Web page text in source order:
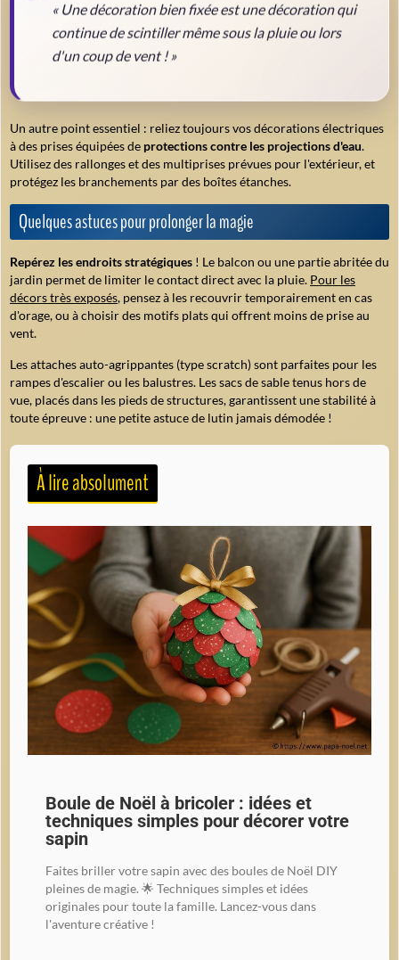
« Une décoration bien fixée est une décoration qui
continue de scintiller même sous la pluie ou lors
d'un coup de vent ! »
Un autre point essentiel : reliez toujours vos décorations électriques
à des prises équipées de protections contre les projections d'eau.
Utilisez des rallonges et des multiprises prévues pour l'extérieur, et
protégez les branchements par des boîtes étanches.
Quelques astuces pour prolonger la magie
Repérez les endroits stratégiques ! Le balcon ou une partie abritée du
jardin permet de limiter le contact direct avec la pluie. Pour les
décors très exposés, pensez à les recouvrir temporairement en cas
d'orage, ou à choisir des motifs plats qui offrent moins de prise au
vent.
Les attaches auto-agrippantes (type scratch) sont parfaites pour les
rampes d'escalier ou les balustres. Les sacs de sable tenus hors de
vue, placés dans les pieds de structures, garantissent une stabilité à
toute épreuve : une petite astuce de lutin jamais démodée !
À lire absolument
Boule de Noël à bricoler : idées et
techniques simples pour décorer votre
sapin
Faites briller votre sapin avec des boules de Noël DIY
pleines de magie. 🌟 Techniques simples et idées
originales pour toute la famille. Lancez-vous dans
l'aventure créative !